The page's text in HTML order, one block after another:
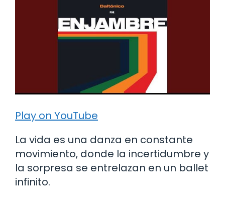
Play on YouTube
La vida es una danza en constante
movimiento, donde la incertidumbre y
la sorpresa se entrelazan en un ballet
infinito.